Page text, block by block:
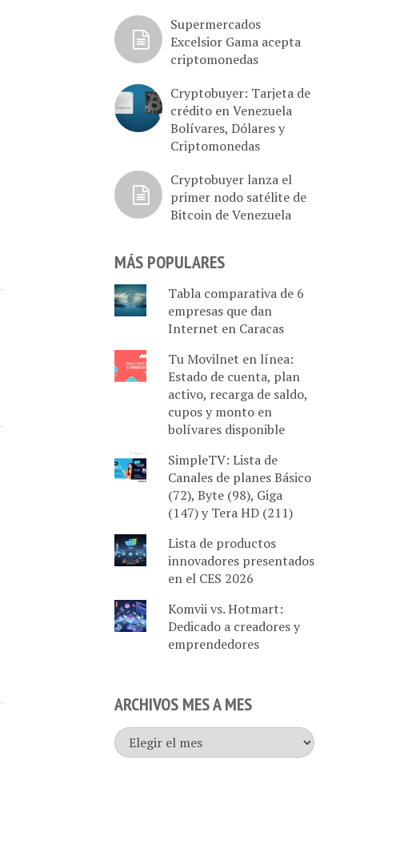
Supermercados
Excelsior Gama acepta
criptomonedas
Cryptobuyer: Tarjeta de
crédito en Venezuela
Bolívares, Dólares y
Criptomonedas
Cryptobuyer lanza el
primer nodo satélite de
Bitcoin de Venezuela
MÁS POPULARES
Tabla comparativa de 6
empresas que dan
Internet en Caracas
Tu Movilnet en línea:
Estado de cuenta, plan
activo, recarga de saldo,
cupos y monto en
bolívares disponible
SimpleTV: Lista de
Canales de planes Básico
(72), Byte (98), Giga
(147) y Tera HD (211)
Lista de productos
innovadores presentados
en el CES 2026
Komvii vs. Hotmart:
Dedicado a creadores y
emprendedores
ARCHIVOS MES A MES
Archivos
mes